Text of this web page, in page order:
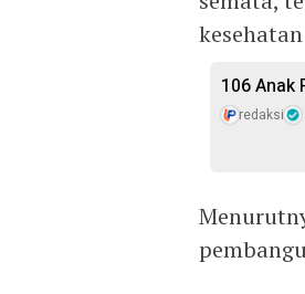
106 Anak
redaksi